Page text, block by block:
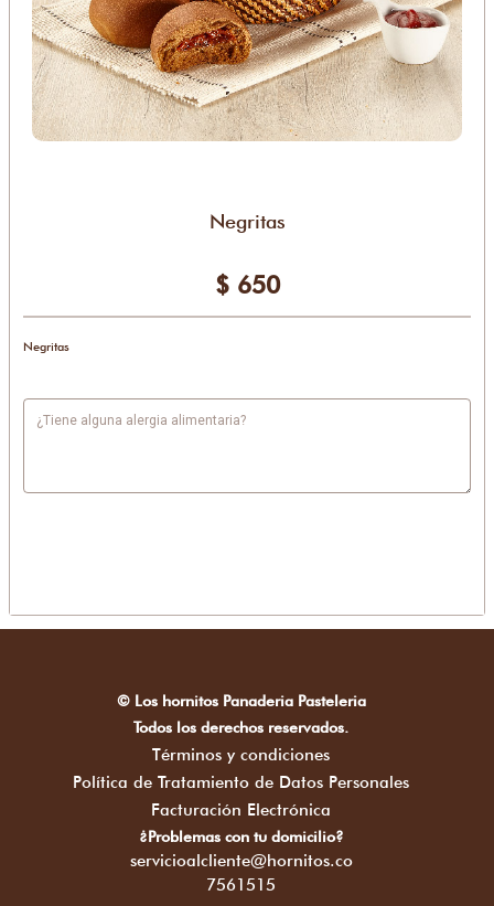
Negritas
$ 650
Negritas
¿Tiene alguna alergia alimentaria?
© Los hornitos Panaderia Pasteleria
Todos los derechos reservados.
Términos y condiciones
Política de Tratamiento de Datos Personales
Facturación Electrónica
¿Problemas con tu domicilio?
servicioalcliente@hornitos.co
7561515